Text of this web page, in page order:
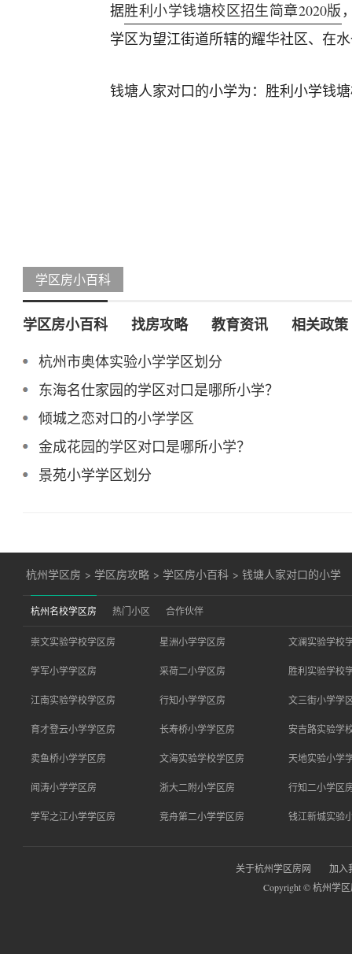
据胜利小学钱塘校区招生简章2020版
学区为望江街道所辖的耀华社区、在
钱塘人家对口的小学为：胜利小学钱
学区房小百科
学区房小百科 找房攻略 教育资讯 相关政策
杭州市奥体实验小学学区划分
东海名仕家园的学区对口是哪所小学？
倾城之恋对口的小学学区
金成花园的学区对口是哪所小学？
景苑小学学区划分
杭州学区房 > 学区房攻略 > 学区房小百科 >钱塘人家对口的小学
杭州名校学区房 热门小区 合作伙伴
崇文实验学校学区房 星洲小学学区房 文澜实验学校
学军小学学区房 采荷二小学区房 胜利实验学校
江南实验学校学区房 行知小学学区房 文三街小学学
育才登云小学学区房 长寿桥小学学区房 安吉路实验学
卖鱼桥小学学区房 文海实验学校学区房 天地实验小学
闻涛小学学区房 浙大二附小学区房 行知二小学区
学军之江小学学区房 竞舟第二小学学区房 钱江新城实验
关于杭州学区房网
加入
Copyright © 杭州学